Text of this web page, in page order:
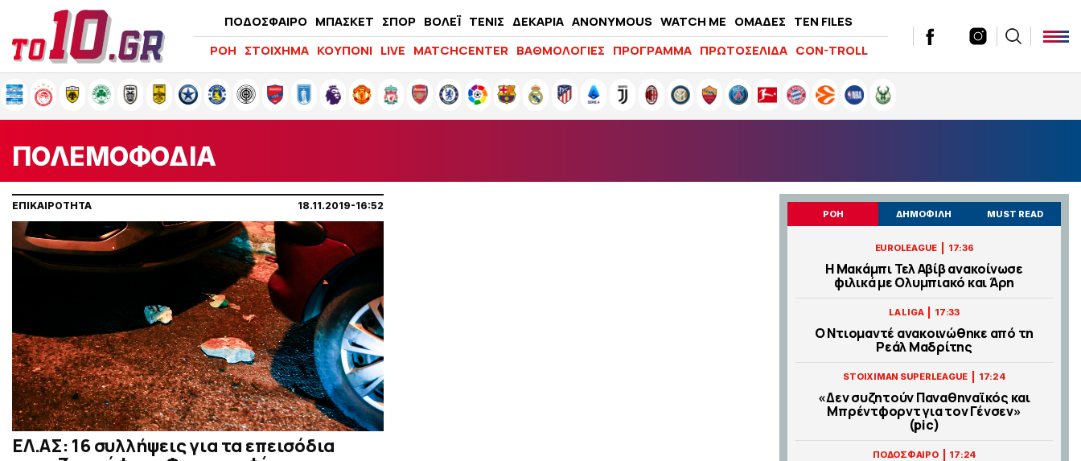
ΠΟΔΟΣΦΑΙΡΟ ΜΠΑΣΚΕΤ ΣΠΟΡ ΒΟΛΕΪ ΤΕΝΙΣ ΔΕΚΑΡΙΑ ANONYMOUS WATCH ME ΟΜΑΔΕΣ TEN FILES
LIFEWITNESS
ΡΟΗ ΣΤΟΙΧΗΜΑ ΚΟΥΠΟΝΙ LIVE MATCHCENTER ΒΑΘΜΟΛΟΓΙΕΣ ΠΡΟΓΡΑΜΜΑ ΠΡΩΤΟΣΕΛΙΔΑ CON-TROLL
ΠΟΛΕΜΟΦΟΔΙΑ
ΕΠΙΚΑΙΡΟΤΗΤΑ 18.11.2019-16:52
ΕΛ.ΑΣ: 16 συλλήψεις για τα επεισόδια
ΡΟΗ ΔΗΜΟΦΙΛΗ MUST READ
EUROLEAGUE 17:36
Η Μακάμπι Τελ Αβίβ ανακοίνωσε
φιλικά με Ολυμπιακό και Άρη
LA LIGA 17:33
Ο Ντιομαντέ ανακοινώθηκε από τη
Ρεάλ Μαδρίτης
STOIXIMAN SUPERLEAGUE 17:24
«Δεν συζητούν Παναθηναϊκός και
Μπρέντφορντ για τον Γένσεν»
(pic)
ΠΟΔΟΣΦΑΙΡΟ 17:24